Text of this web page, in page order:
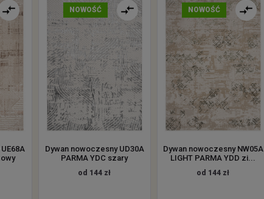
NOWOŚĆ
Dywan nowoczesny UD30A
PARMA YDC szary
od 144 zł
NOWOŚĆ
Dywan nowoczesny NW05A
LIGHT PARMA YDD zi...
od 144 zł